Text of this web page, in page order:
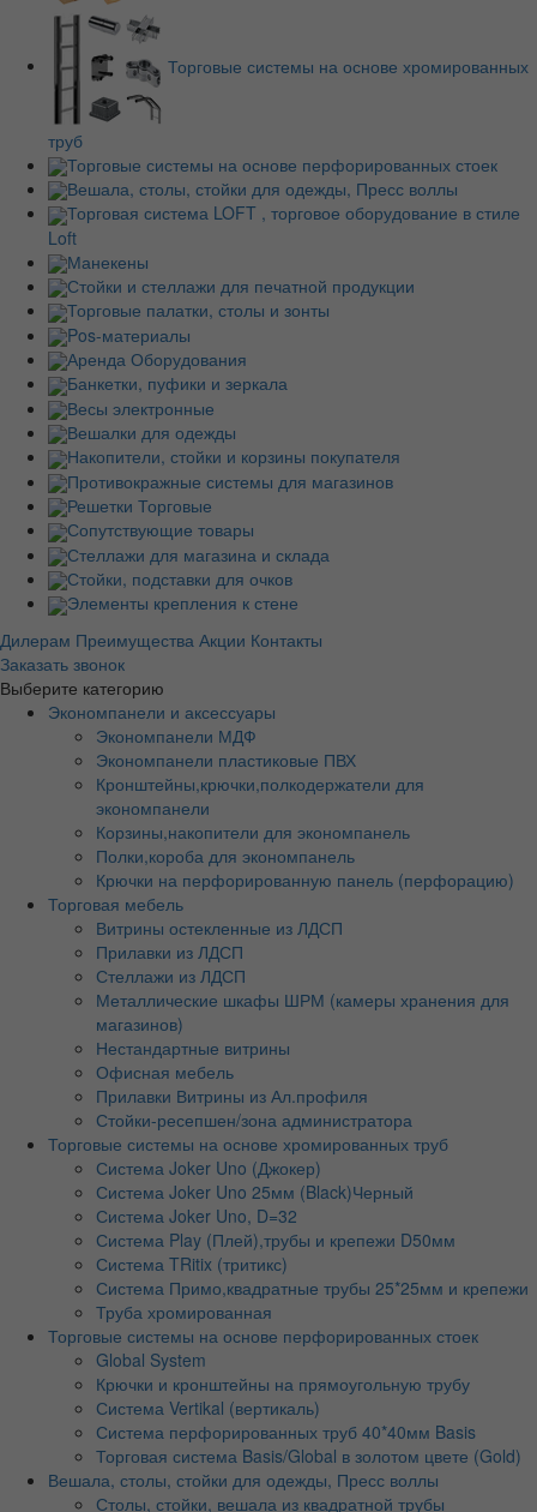
Торговые системы на основе хромированных
труб
Торговые системы на основе перфорированных стоек
Вешала, столы, стойки для одежды, Пресс воллы
Торговая система LOFT , торговое оборудование в стиле
Loft
Манекены
Стойки и стеллажи для печатной продукции
Торговые палатки, столы и зонты
Pos-материалы
Аренда Оборудования
Банкетки, пуфики и зеркала
Весы электронные
Вешалки для одежды
Накопители, стойки и корзины покупателя
Противокражные системы для магазинов
Решетки Торговые
Сопутствующие товары
Стеллажи для магазина и склада
Стойки, подставки для очков
Элементы крепления к стене
Дилерам Преимущества Акции Контакты
Заказать звонок
Выберите категорию
Экономпанели и аксессуары
Экономпанели МДФ
Экономпанели пластиковые ПВХ
Кронштейны,крючки,полкодержатели для
экономпанели
Корзины,накопители для экономпанель
Полки,короба для экономпанель
Крючки на перфорированную панель (перфорацию)
Торговая мебель
Витрины остекленные из ЛДСП
Прилавки из ЛДСП
Стеллажи из ЛДСП
Металлические шкафы ШРМ (камеры хранения для
магазинов)
Нестандартные витрины
Офисная мебель
Прилавки Витрины из Ал.профиля
Стойки-ресепшен/зона администратора
Торговые системы на основе хромированных труб
Система Joker Uno (Джокер)
Система Joker Uno 25мм (Black)Черный
Система Joker Uno, D=32
Система Play (Плей),трубы и крепежи D50мм
Система TRitix (тритикс)
Система Примо,квадратные трубы 25*25мм и крепежи
Труба хромированная
Торговые системы на основе перфорированных стоек
Global System
Крючки и кронштейны на прямоугольную трубу
Система Vertikal (вертикаль)
Система перфорированных труб 40*40мм Basis
Торговая система Basis/Global в золотом цвете (Gold)
Вешала, столы, стойки для одежды, Пресс воллы
Столы, стойки, вешала из квадратной трубы